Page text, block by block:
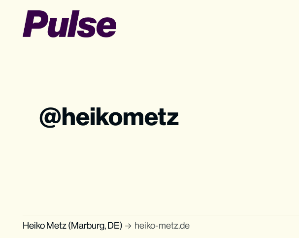
heikometz
Heiko Metz (Marburg, DE) heiko-metz.de